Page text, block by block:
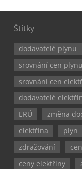
Štítky
dodavatelé plynu
srovnání cen plynu
srovnání cen
dodavatelé
ERÚ
změna
elektřina
plyn
zdražování
ceny elektřiny